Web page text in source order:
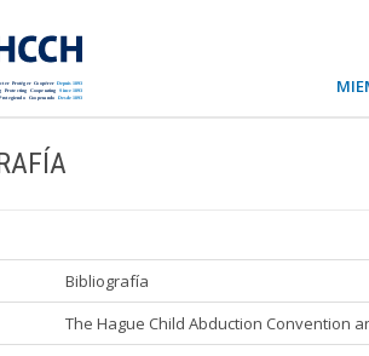
Bibliografía
The Hague Child Abduction Convention